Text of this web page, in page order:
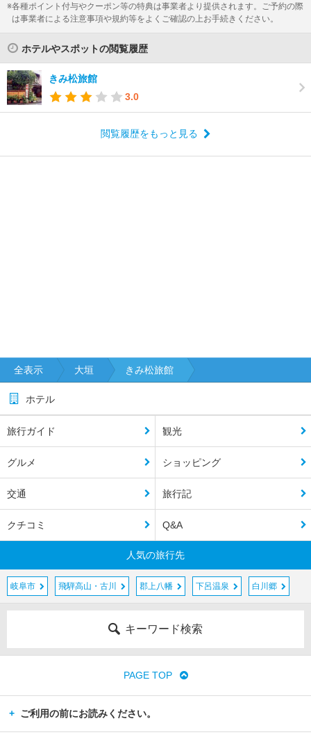
各種ポイント付与やクーポン等の特典は事業者より提供されます。ご予約の際
は事業者による注意事項や規約等をよくご確認の上お手続きください。
ホテルやスポットの閲覧履歴
きみ松旅館
3.0
閲覧履歴をもっと見る
全表示 大垣 きみ松旅館
ホテル
旅行ガイド 観光
グルメ ショッピング
交通 旅行記
クチコミ Q&A
人気の旅行先
岐阜市 飛騨高山・古川 郡上八幡 下呂温泉 白川郷
キーワード検索
PAGE TOP
ご利用の前にお読みください。